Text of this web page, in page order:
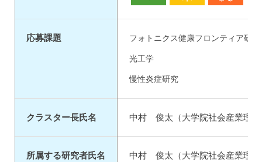
応募課題 フォトニクス健康フロンティア研
光工学
慢性炎症研究
クラスター長氏名 中村 俊太（大学院社会産業理
所属する研究者氏名
中村 俊太（大学院社会産業理